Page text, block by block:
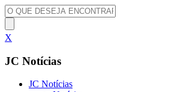
X
JC Notícias
JC Notícias